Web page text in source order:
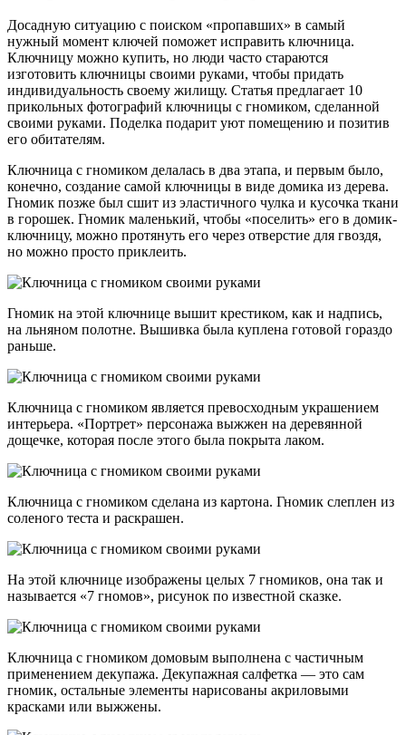
Досадную ситуацию с поиском «пропавших» в самый
нужный момент ключей поможет исправить ключница.
Ключницу можно купить, но люди часто стараются
изготовить ключницы своими руками, чтобы придать
индивидуальность своему жилищу. Статья предлагает 10
прикольных фотографий ключницы с гномиком, сделанной
своими руками. Поделка подарит уют помещению и позитив
его обитателям.
Ключница с гномиком делалась в два этапа, и первым было,
конечно, создание самой ключницы в виде домика из дерева.
Гномик позже был сшит из эластичного чулка и кусочка ткани
в горошек. Гномик маленький, чтобы «поселить» его в домик-
ключницу, можно протянуть его через отверстие для гвоздя,
но можно просто приклеить.
Гномик на этой ключнице вышит крестиком, как и надпись,
на льняном полотне. Вышивка была куплена готовой гораздо
раньше.
Ключница с гномиком является превосходным украшением
интерьера. «Портрет» персонажа выжжен на деревянной
дощечке, которая после этого была покрыта лаком.
Ключница с гномиком сделана из картона. Гномик слеплен из
соленого теста и раскрашен.
На этой ключнице изображены целых 7 гномиков, она так и
называется «7 гномов», рисунок по известной сказке.
Ключница с гномиком домовым выполнена с частичным
применением декупажа. Декупажная салфетка — это сам
гномик, остальные элементы нарисованы акриловыми
красками или выжжены.